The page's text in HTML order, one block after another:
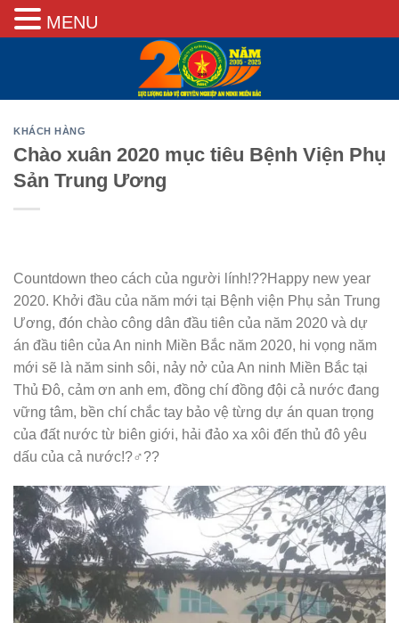
KHÁCH HÀNG
Chào xuân 2020 mục tiêu Bệnh Viện Phụ
Sản Trung Ương
Countdown theo cách của người lính!??Happy new year
2020. Khởi đầu của năm mới tại Bệnh viện Phụ sản Trung
Ương, đón chào công dân đầu tiên của năm 2020 và dự
án đầu tiên của An ninh Miền Bắc năm 2020, hi vọng năm
mới sẽ là năm sinh sôi, nảy nở của An ninh Miền Bắc tại
Thủ Đô, cảm ơn anh em, đồng chí đồng đội cả nước đang
vững tâm, bền chí chắc tay bảo vệ từng dự án quan trọng
của đất nước từ biên giới, hải đảo xa xôi đến thủ đô yêu
dấu của cả nước!?‍♂️??
MENU